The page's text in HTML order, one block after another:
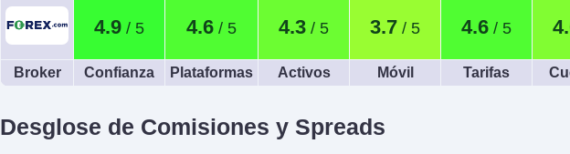
4.9 4.6 4.3 3.7 4.6
Broker Confianza Plataformas Activos Móvil Tarifas
Desglose de Comisiones y Spreads